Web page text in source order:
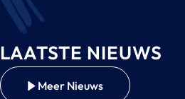
LAATSTE NIEUWS
Meer Nieuws